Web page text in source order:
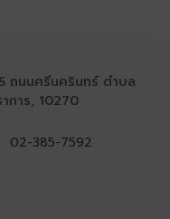
ถนนศรีนครินทร์ ตำบล
การ, 10270
02-385-7592